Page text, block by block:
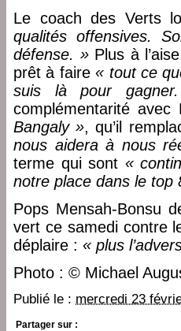
Le coach des Verts
qualités offensives.
défense. »Plus à
prêt à faire« tout ce
suis là pour
complémentarité avec
Bangaly », qu’il
nous aidera à nous
terme qui sont «
notre place dans le top
Pops Mensah-Bonsu
vert ce samedi contre
déplaire : « plus
Photo : © Michael
Publié le : mercredi 23
Partager sur :